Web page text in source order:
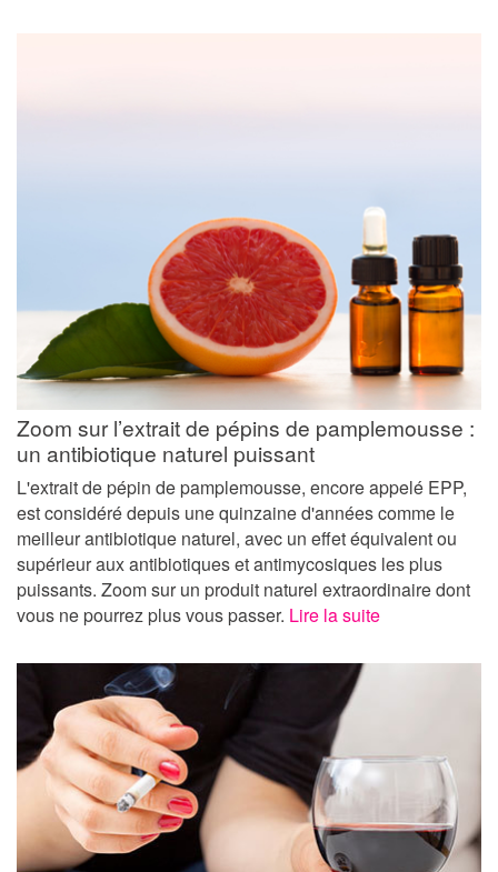
Zoom sur l’extrait de pépins de pamplemousse :
un antibiotique naturel puissant
L'extrait de pépin de pamplemousse, encore appelé EPP,
est considéré depuis une quinzaine d'années comme le
meilleur antibiotique naturel, avec un effet équivalent ou
supérieur aux antibiotiques et antimycosiques les plus
puissants. Zoom sur un produit naturel extraordinaire dont
vous ne pourrez plus vous passer. Lire la suite